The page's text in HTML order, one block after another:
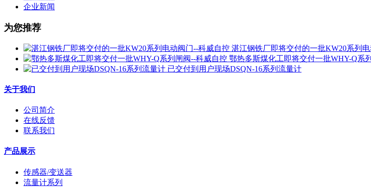
企业新闻
为您推荐
湛江钢铁厂即将交付的一批KW20系列
鄂热多斯煤化工即将交付一批WHY-Q系
已交付到用户现场DSQN-16系列流量计
关于我们
公司简介
在线反馈
联系我们
产品展示
传感器/变送器
流量计系列